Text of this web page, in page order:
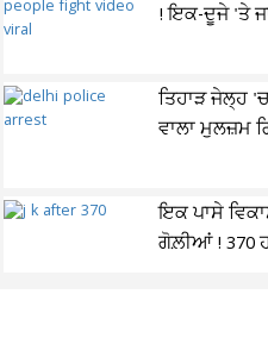
! ਇਕ-ਦੂਜੇ 'ਤੇ
ਤਿਹਾੜ ਜੇਲ੍ਹ
ਵਾਲਾ ਮੁਲਜ਼ਮ
ਇਕ ਪਾਸੇ
ਗੋਲ਼ੀਆਂ ! 370